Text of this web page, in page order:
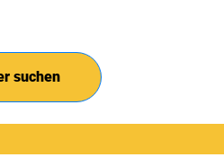
suchen